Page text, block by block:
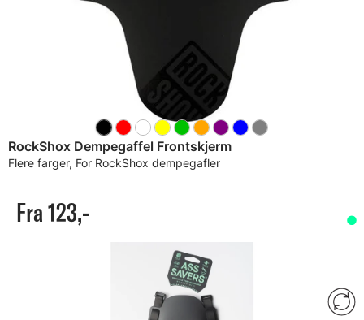
RockShox Dempegaffel Frontskjerm
Flere farger, For RockShox dempegafler
Fra 123,-